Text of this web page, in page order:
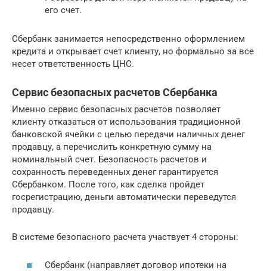
его счет.
Сбербанк занимается непосредственно оформлением
кредита и открывает счет клиенту, но формально за все
несет ответственность ЦНС.
Сервис безопасных расчетов Сбербанка
Именно сервис безопасных расчетов позволяет
клиенту отказаться от использования традиционной
банковской ячейки с целью передачи наличных денег
продавцу, а перечислить конкретную сумму на
номинальный счет. Безопасность расчетов и
сохранность переведенных денег гарантируется
Сбербанком. После того, как сделка пройдет
госрегистрацию, деньги автоматически переведутся
продавцу.
В системе безопасного расчета участвует 4 стороны:
Сбербанк (направляет договор ипотеки на